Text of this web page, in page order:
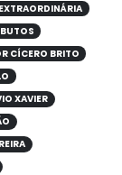
CÍCERO BRITO
XAVIER